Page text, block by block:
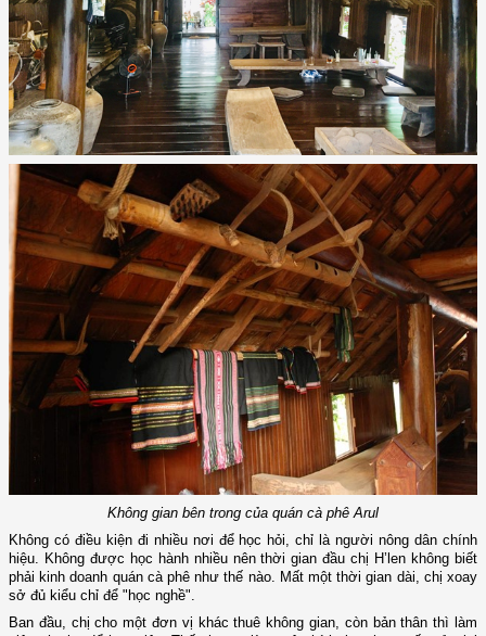
Không gian bên trong của quán cà phê Arul
Không có điều kiện đi nhiều nơi để học hỏi, chỉ là người nông dân chính
hiệu. Không được học hành nhiều nên thời gian đầu chị H’len không biết
phải kinh doanh quán cà phê như thế nào. Mất một thời gian dài, chị xoay
sở đủ kiểu chỉ để "học nghề".
Ban đầu, chị cho một đơn vị khác thuê không gian, còn bản thân thì làm